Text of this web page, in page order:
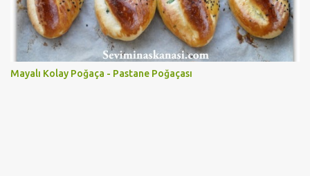
Mayalı Kolay Poğaça - Pastane Poğaçası